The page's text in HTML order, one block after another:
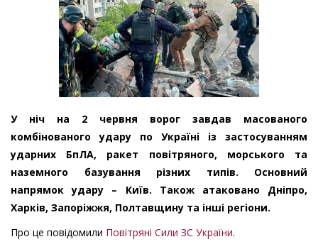
У ніч на 2 червня ворог завдав масованого
комбінованого удару по Україні із застосуванням
ударних БпЛА, ракет повітряного, морського та
наземного базування різних типів. Основний
напрямок удару – Київ. Також атаковано Дніпро,
Харків, Запоріжжя, Полтавщину та інші регіони.
Про це повідомили Повітряні Сили ЗС України.